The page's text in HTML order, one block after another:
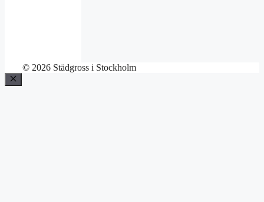
© 2026 Städgross i Stockholm
Stäng